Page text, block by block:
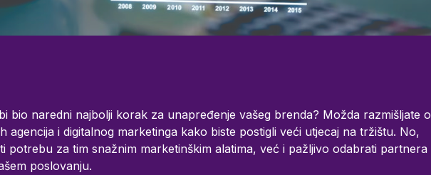
bio naredni najbolji korak za unapređenje vašeg brenda? Možda razmišljate o
agencija i digitalnog marketinga kako biste postigli veći utjecaj na tržištu. No,
potrebu za tim snažnim marketinškim alatima, već i pažljivo odabrati partnera
poslovanju.